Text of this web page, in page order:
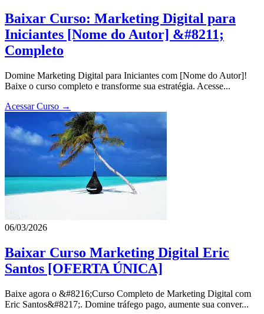
Baixar Curso: Marketing Digital para
Iniciantes [Nome do Autor] &#8211;
Completo
Domine Marketing Digital para Iniciantes com [Nome do Autor]!
Baixe o curso completo e transforme sua estratégia. Acesse...
Acessar Curso →
06/03/2026
Baixar Curso Marketing Digital Eric
Santos [OFERTA ÚNICA]
Baixe agora o &#8216;Curso Completo de Marketing Digital com
Eric Santos&#8217;. Domine tráfego pago, aumente sua conver...